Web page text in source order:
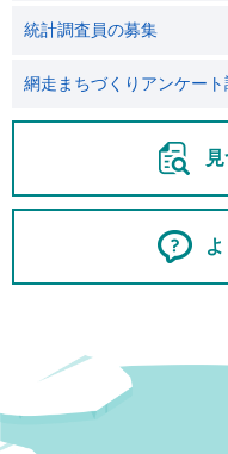
統計調査員の募集
網走まちづくりアンケー